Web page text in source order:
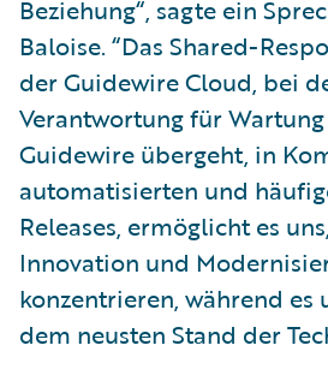
Beziehung“, sagte ein
Baloise. “Das Shared-
der Guidewire Cloud, bei
Verantwortung für
Guidewire übergeht, in
automatisierten und
Releases, ermöglicht es
Innovation und
konzentrieren, während es
dem neusten Stand der